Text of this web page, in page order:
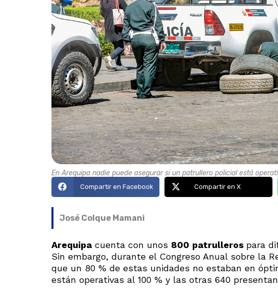
En Arequipa nadie puede asegurar si un patrullero policial está
Compartir en Facebook Compartir en X
José Colque Mamani
Arequipa cuenta con unos 800 patrulleros para
Sin embargo, durante el Congreso Anual sobre la
que un 80 % de estas unidades no estaban en
están operativas al 100 % y las otras 640